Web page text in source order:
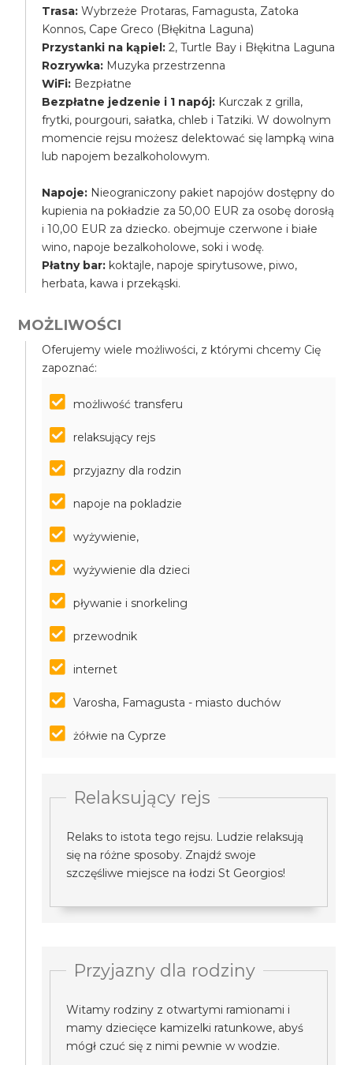
Trasa: Wybrzeże Protaras, Famagusta, Zatoka
Konnos, Cape Greco (Błękitna Laguna)
Przystanki na kąpiel: 2, Turtle Bay i Błękitna Laguna
Rozrywka: Muzyka przestrzenna
WiFi: Bezpłatne
Bezpłatne jedzenie i 1 napój: Kurczak z grilla,
frytki, pourgouri, sałatka, chleb i Tatziki. W dowolnym
momencie rejsu możesz delektować się lampką wina
lub napojem bezalkoholowym.
Napoje: Nieograniczony pakiet napojów dostępny do
kupienia na pokładzie za 50,00 EUR za osobę dorosłą
i 10,00 EUR za dziecko. obejmuje czerwone i białe
wino, napoje bezalkoholowe, soki i wodę.
Płatny bar: koktajle, napoje spirytusowe, piwo,
herbata, kawa i przekąski.
MOŻLIWOŚCI
Oferujemy wiele możliwości, z którymi chcemy Cię
zapoznać:
możliwość transferu
relaksujący rejs
przyjazny dla rodzin
napoje na pokladzie
wyżywienie,
wyżywienie dla dzieci
pływanie i snorkeling
przewodnik
internet
Varosha, Famagusta - miasto duchów
żółwie na Cyprze
Relaksujący rejs
Relaks to istota tego rejsu. Ludzie relaksują
się na różne sposoby. Znajdź swoje
szczęśliwe miejsce na łodzi St Georgios!
Przyjazny dla rodziny
Witamy rodziny z otwartymi ramionami i
mamy dziecięce kamizelki ratunkowe, abyś
mógł czuć się z nimi pewnie w wodzie.